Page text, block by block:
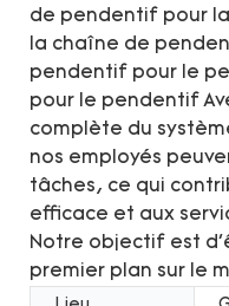
de pendentif pour
la chaîne de
pendentif pour le
pour le pendentif
complète du
nos employés
tâches, ce qui
efficace et aux
Notre objectif est
premier plan sur le